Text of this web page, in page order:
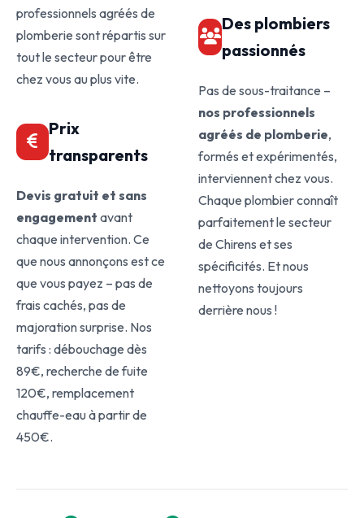
professionnels agréés de
plomberie sont répartis sur
tout le secteur pour être
chez vous au plus vite.
Prix
transparents
Devis gratuit et sans
engagement avant
chaque intervention. Ce
que nous annonçons est ce
que vous payez – pas de
frais cachés, pas de
majoration surprise. Nos
tarifs : débouchage dès
89€, recherche de fuite
120€, remplacement
chauffe-eau à partir de
450€.
Des plombiers
passionnés
Pas de sous-traitance –
nos professionnels
agréés de plomberie,
formés et expérimentés,
interviennent chez vous.
Chaque plombier connaît
parfaitement le secteur
de Chirens et ses
spécificités. Et nous
nettoyons toujours
derrière nous !